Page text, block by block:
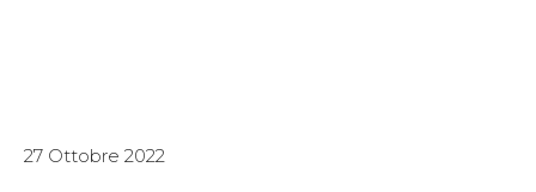
27 Ottobre 2022